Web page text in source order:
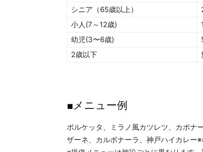
シニア（65歳以上）
小人(7～12歳)
幼児(3〜6歳)
2歳以下
■メニュー例
ポルケッタ、ミラノ風カツレツ、カポナ
ザーネ、カルボナーラ、神戸ハイカレー